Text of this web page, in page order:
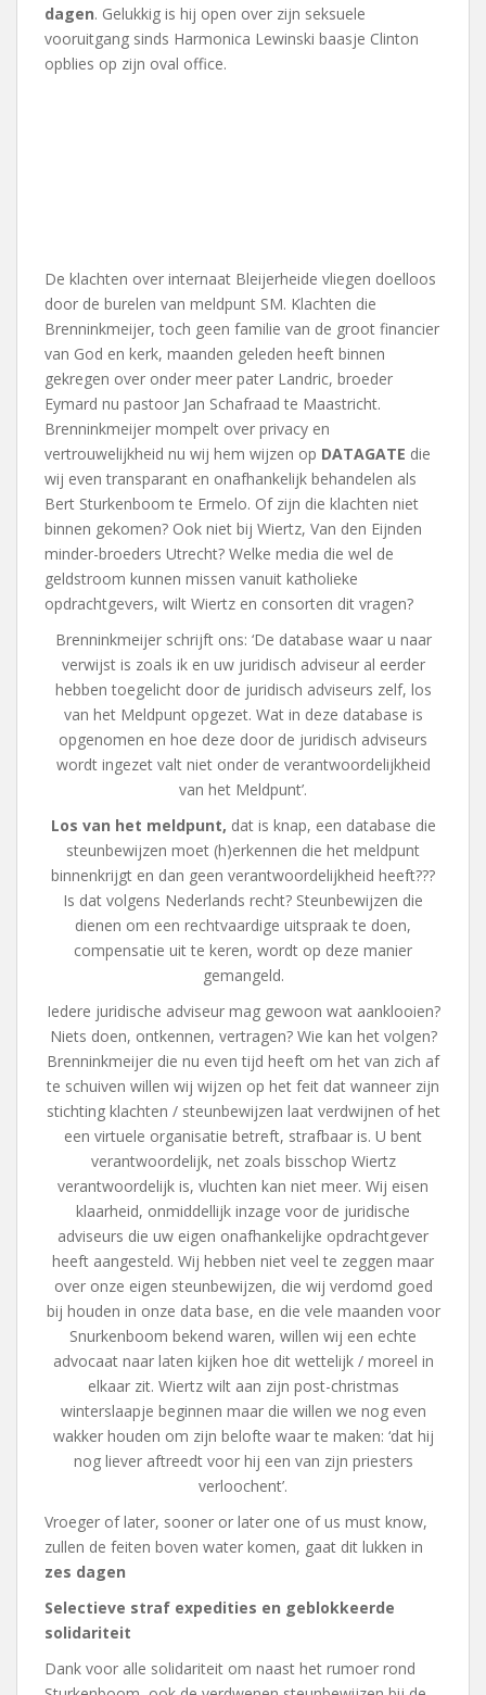
dagen. Gelukkig is hij open over zijn seksuele
vooruitgang sinds Harmonica Lewinski baasje Clinton
opblies op zijn oval office.
De klachten over internaat Bleijerheide vliegen doelloos
door de burelen van meldpunt SM. Klachten die
Brenninkmeijer, toch geen familie van de groot financier
van God en kerk, maanden geleden heeft binnen
gekregen over onder meer pater Landric, broeder
Eymard nu pastoor Jan Schafraad te Maastricht.
Brenninkmeijer mompelt over privacy en
vertrouwelijkheid nu wij hem wijzen op DATAGATE die
wij even transparant en onafhankelijk behandelen als
Bert Sturkenboom te Ermelo. Of zijn die klachten niet
binnen gekomen? Ook niet bij Wiertz, Van den Eijnden
minder-broeders Utrecht? Welke media die wel de
geldstroom kunnen missen vanuit katholieke
opdrachtgevers, wilt Wiertz en consorten dit vragen?
Brenninkmeijer schrijft ons: ‘De database waar u naar
verwijst is zoals ik en uw juridisch adviseur al eerder
hebben toegelicht door de juridisch adviseurs zelf, los
van het Meldpunt opgezet. Wat in deze database is
opgenomen en hoe deze door de juridisch adviseurs
wordt ingezet valt niet onder de verantwoordelijkheid
van het Meldpunt’.
Los van het meldpunt, dat is knap, een database die
steunbewijzen moet (h)erkennen die het meldpunt
binnenkrijgt en dan geen verantwoordelijkheid heeft???
Is dat volgens Nederlands recht? Steunbewijzen die
dienen om een rechtvaardige uitspraak te doen,
compensatie uit te keren, wordt op deze manier
gemangeld.
Iedere juridische adviseur mag gewoon wat aanklooien?
Niets doen, ontkennen, vertragen? Wie kan het volgen?
Brenninkmeijer die nu even tijd heeft om het van zich af
te schuiven willen wij wijzen op het feit dat wanneer zijn
stichting klachten / steunbewijzen laat verdwijnen of het
een virtuele organisatie betreft, strafbaar is. U bent
verantwoordelijk, net zoals bisschop Wiertz
verantwoordelijk is, vluchten kan niet meer. Wij eisen
klaarheid, onmiddellijk inzage voor de juridische
adviseurs die uw eigen onafhankelijke opdrachtgever
heeft aangesteld. Wij hebben niet veel te zeggen maar
over onze eigen steunbewijzen, die wij verdomd goed
bij houden in onze data base, en die vele maanden voor
Snurkenboom bekend waren, willen wij een echte
advocaat naar laten kijken hoe dit wettelijk / moreel in
elkaar zit. Wiertz wilt aan zijn post-christmas
winterslaapje beginnen maar die willen we nog even
wakker houden om zijn belofte waar te maken: ‘dat hij
nog liever aftreedt voor hij een van zijn priesters
verloochent’.
Vroeger of later, sooner or later one of us must know,
zullen de feiten boven water komen, gaat dit lukken in
zes dagen
Selectieve straf expedities en geblokkeerde
solidariteit
Dank voor alle solidariteit om naast het rumoer rond